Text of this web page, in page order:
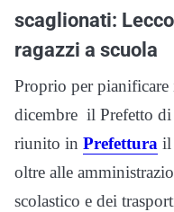
scaglionati:
ragazzi a scuola
Proprio per
dicembre il Prefetto di
riunito in Prefettura il
oltre alle
scolastico e dei